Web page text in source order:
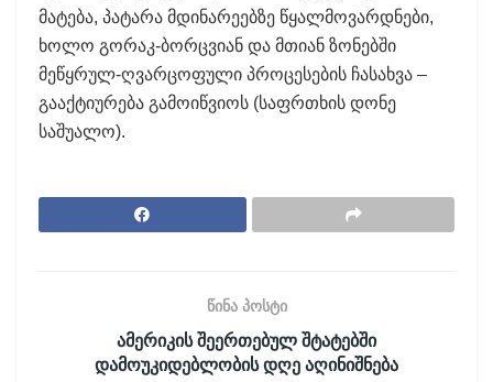
მატება, პატარა მდინარეებზე წყალმოვარდნები,
ხოლო გორაკ-ბორცვიან და მთიან ზონებში
მეწყრულ-ღვარცოფული პროცესების ჩასახვა –
გააქტიურება გამოიწვიოს (საფრთხის დონე
საშუალო).
წინა პოსტი
ამერიკის შეერთებულ შტატებში
დამოუკიდებლობის დღე აღინიშნება